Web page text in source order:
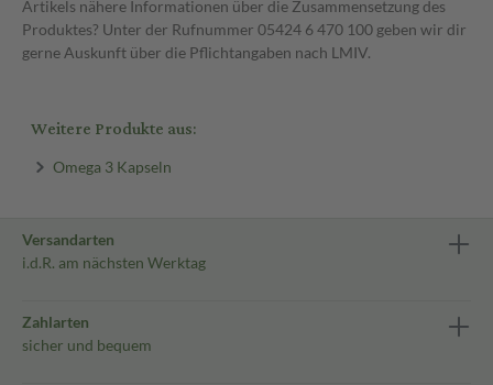
Artikels nähere Informationen über die Zusammensetzung des
Produktes? Unter der Rufnummer 05424 6 470 100 geben wir dir
gerne Auskunft über die Pflichtangaben nach LMIV.
Weitere Produkte aus:
Omega 3 Kapseln
Versandarten
i.d.R. am nächsten Werktag
Zahlarten
sicher und bequem